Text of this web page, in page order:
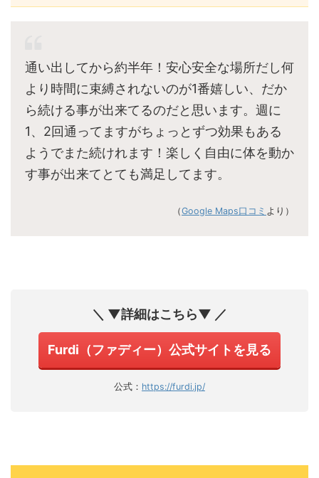
通い出してから約半年！安心安全な場所だし何
より時間に束縛されないのが1番嬉しい、だか
ら続ける事が出来てるのだと思います。週に
1、2回通ってますがちょっとずつ効果もある
ようでまた続けれます！楽しく自由に体を動か
す事が出来てとても満足してます。
（Google Maps口コミ より）
＼ ▼詳細はこちら▼ ／
Furdi（ファディー）公式サイトを見る
公式： https://furdi.jp/